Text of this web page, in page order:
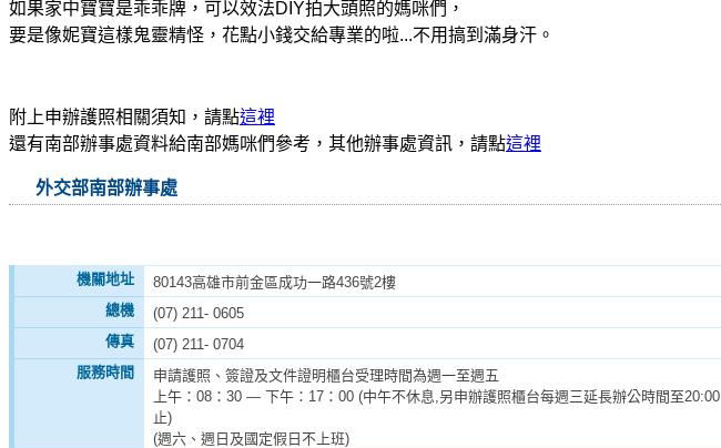
如果家中寶寶是乖乖牌，可以效法DIY拍大頭照的媽咪們，
要是像妮寶這樣鬼靈精怪，花點小錢交給專業的啦...不用搞到滿身汗。
附上申辦護照相關須知，請點這裡
還有南部辦事處資料給南部媽咪們參考，其他辦事處資訊，請點這裡
外交部南部辦事處
機關地址
80143高雄市前金區成功一路436號2樓
總機
(07) 211- 0605
傳真
(07) 211- 0704
服務時間
申請護照、簽證及文件證明櫃台受理時間為週一至週五
上午：08：30 — 下午：17：00 (中午不休息,另申辦護照櫃台每週三延長辦公時間至20:00
止)
(週六、週日及國定假日不上班)